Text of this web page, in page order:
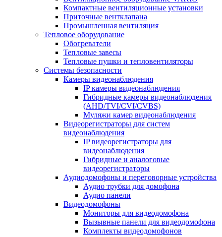
Компактные вентиляционные установки
Приточные вентклапана
Промышленная вентиляция
Тепловое оборудование
Обогреватели
Тепловые завесы
Тепловые пушки и тепловентиляторы
Системы безопасности
Камеры видеонаблюдения
IP камеры видеонаблюдения
Гибридные камеры видеонаблюдения
(AHD/TVI/CVI/CVBS)
Муляжи камер видеонаблюдения
Видеорегистраторы для систем
видеонаблюдения
IP видеорегистраторы для
видеонаблюдения
Гибридные и аналоговые
видеорегистраторы
Аудиодомофоны и переговорные устройства
Аудио трубки для домофона
Аудио панели
Видеодомофоны
Мониторы для видеодомофона
Вызывные панели для видеодомофона
Комплекты видеодомофонов